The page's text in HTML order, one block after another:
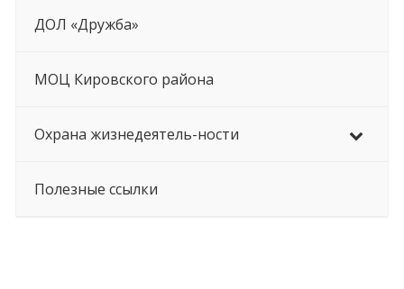
ДОЛ «Дружба»
МОЦ Кировского района
Охрана жизнедеятель-ности
Полезные ссылки